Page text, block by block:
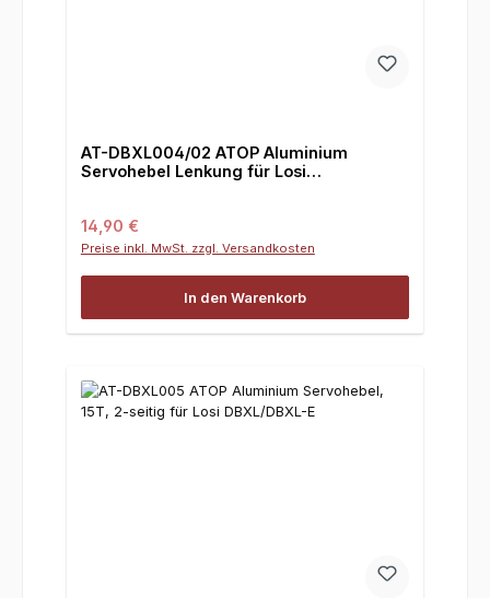
AT-DBXL004/02 ATOP Aluminium
Servohebel Lenkung für Losi
Regulärer Preis:
14,90 €
Preise inkl. MwSt. zzgl. Versandkosten
In den Warenkorb